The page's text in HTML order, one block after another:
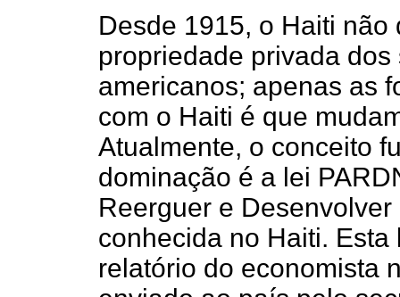
Desde 1915, o Haiti
propriedade privada
americanos; apenas as
com o Haiti é que
Atualmente, o conceito
dominação é a lei
Reerguer e
conhecida no Haiti.
relatório do economista